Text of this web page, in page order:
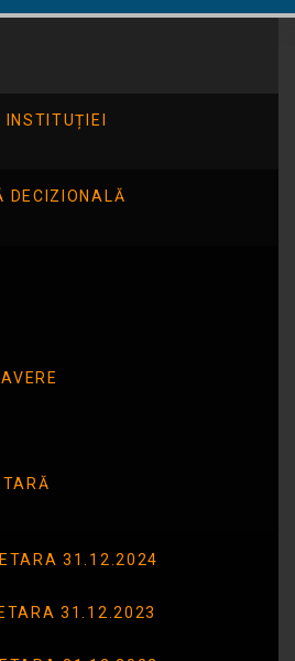
DECIZIONALĂ
31.12.2024
31.12.2023